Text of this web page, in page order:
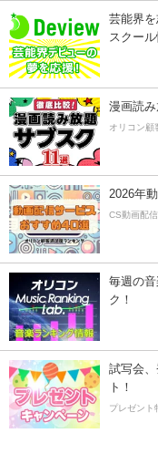
芸能界
スクー
漫画読み
オリコン顧
2026年
CS動画配
毎週の
ク！
試写会
ト！
プレゼント